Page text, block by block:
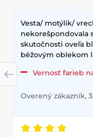
Vesta/ motýlik/
nekorešpondovala
skutočnosti oveľa
béžovým oblekom
Vernosť farieb
Overený zákazník,